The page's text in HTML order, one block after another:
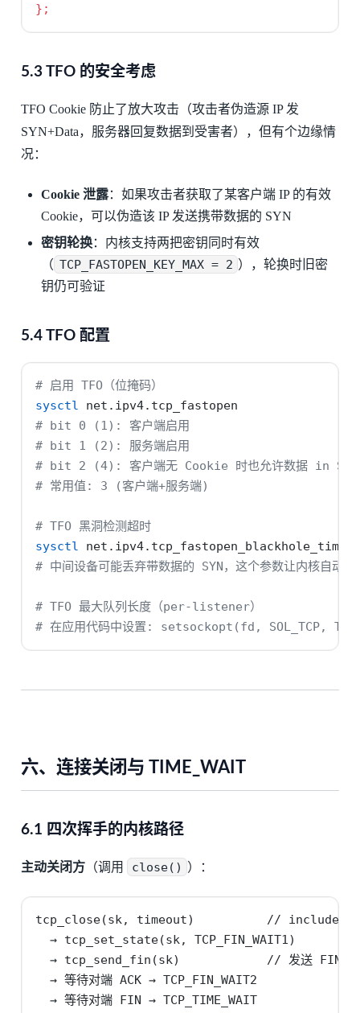
};
5.3 TFO 的安全考虑
TFO Cookie 防止了放大攻击（攻击者伪造源 IP 发
SYN+Data，服务器回复数据到受害者），但有个边缘情
况：
Cookie 泄露：如果攻击者获取了某客户端 IP 的有效
Cookie，可以伪造该 IP 发送携带数据的 SYN
密钥轮换：内核支持两把密钥同时有效
（ TCP_FASTOPEN_KEY_MAX = 2 ），轮换时旧密
钥仍可验证
5.4 TFO 配置
# 启用 TFO（位掩码）
sysctl
net.ipv4.tcp_fastopen
# bit 0 (1): 客户端启用
# bit 1 (2): 服务端启用
# bit 2 (4): 客户端无 Cookie 时也允许数据 in SYN
# 常用值: 3 (客户端+服务端)
# TFO 黑洞检测超时
sysctl
# 中间设备可能丢弃带数据的 SYN，这个参数让内核自动回
# TFO 最大队列长度（per-listener）
# 在应用代码中设置: setsockopt(fd, SOL_TCP,
六、连接关闭与 TIME_WAIT
6.1 四次挥手的内核路径
主动关闭方（调用 close() ）：
tcp_close(sk, timeout)          // include/
  → tcp_set_state(sk, TCP_FIN_WAIT1)
  → tcp_send_fin(sk)            // 发送 FIN
  → 等待对端 ACK → TCP_FIN_WAIT2
  → 等待对端 FIN → TCP_TIME_WAIT